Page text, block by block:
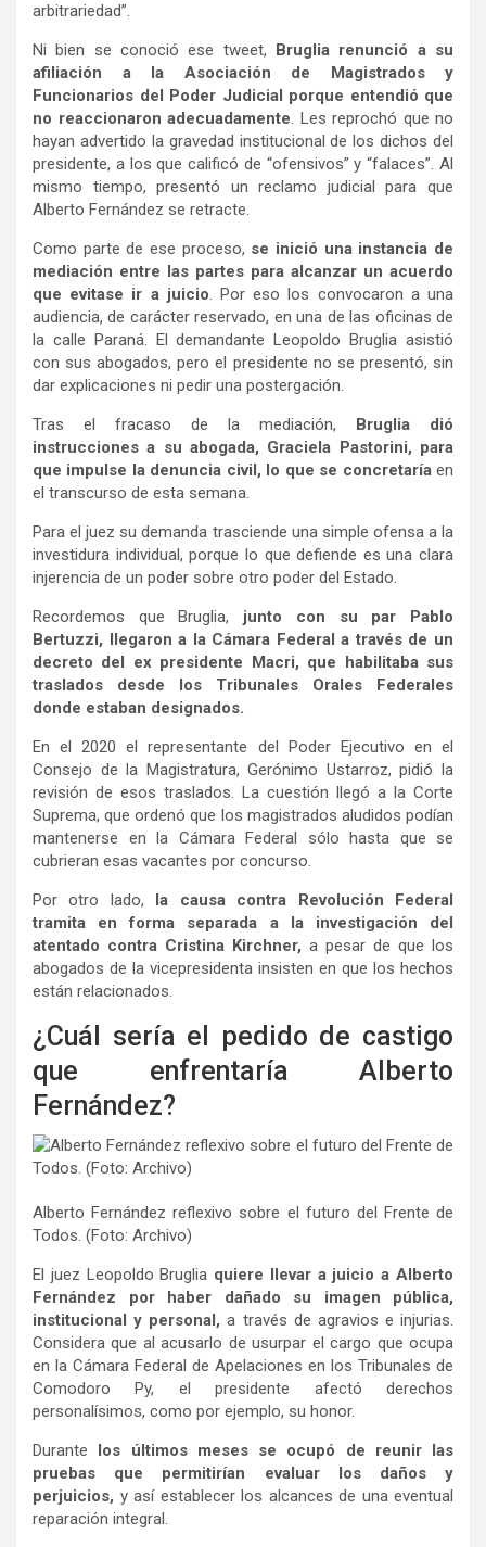
arbitrariedad”.
Ni bien se conoció ese tweet, Bruglia renunció a su
afiliación a la Asociación de Magistrados y
Funcionarios del Poder Judicial porque entendió que
no reaccionaron adecuadamente. Les reprochó que no
hayan advertido la gravedad institucional de los dichos del
presidente, a los que calificó de “ofensivos” y “falaces”. Al
mismo tiempo, presentó un reclamo judicial para que
Alberto Fernández se retracte.
Como parte de ese proceso, se inició una instancia de
mediación entre las partes para alcanzar un acuerdo
que evitase ir a juicio. Por eso los convocaron a una
audiencia, de carácter reservado, en una de las oficinas de
la calle Paraná. El demandante Leopoldo Bruglia asistió
con sus abogados, pero el presidente no se presentó, sin
dar explicaciones ni pedir una postergación.
Tras el fracaso de la mediación, Bruglia dió
instrucciones a su abogada, Graciela Pastorini, para
que impulse la denuncia civil, lo que se concretaría en
el transcurso de esta semana.
Para el juez su demanda trasciende una simple ofensa a la
investidura individual, porque lo que defiende es una clara
injerencia de un poder sobre otro poder del Estado.
Recordemos que Bruglia, junto con su par Pablo
Bertuzzi, llegaron a la Cámara Federal a través de un
decreto del ex presidente Macri, que habilitaba sus
traslados desde los Tribunales Orales Federales
donde estaban designados.
En el 2020 el representante del Poder Ejecutivo en el
Consejo de la Magistratura, Gerónimo Ustarroz, pidió la
revisión de esos traslados. La cuestión llegó a la Corte
Suprema, que ordenó que los magistrados aludidos podían
mantenerse en la Cámara Federal sólo hasta que se
cubrieran esas vacantes por concurso.
Por otro lado, la causa contra Revolución Federal
tramita en forma separada a la investigación del
atentado contra Cristina Kirchner, a pesar de que los
abogados de la vicepresidenta insisten en que los hechos
están relacionados.
¿Cuál sería el pedido de castigo
que enfrentaría Alberto
Fernández?
Alberto Fernández reflexivo sobre el futuro del Frente de
Todos. (Foto: Archivo)
El juez Leopoldo Bruglia quiere llevar a juicio a Alberto
Fernández por haber dañado su imagen pública,
institucional y personal,a través de agravios e injurias.
Considera que al acusarlo de usurpar el cargo que ocupa
en la Cámara Federal de Apelaciones en los Tribunales de
Comodoro Py, el presidente afectó derechos
personalísimos, como por ejemplo, su honor.
Durante los últimos meses se ocupó de reunir las
pruebas que permitirían evaluar los daños y
perjuicios, y así establecer los alcances de una eventual
reparación integral.